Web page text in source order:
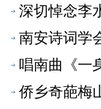
【校友文萃
深切悼念李
南安诗词学
萃】
唱南曲《一
萃】
侨乡奇葩梅